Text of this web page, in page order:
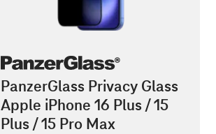
PanzerGlass Privacy Glass
Apple iPhone 16 Plus / 15
Plus / 15 Pro Max